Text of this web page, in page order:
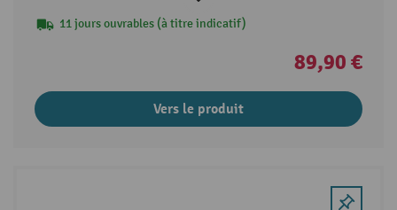
11 jours ouvrables (à titre indicatif)
89,90 €
Vers le produit